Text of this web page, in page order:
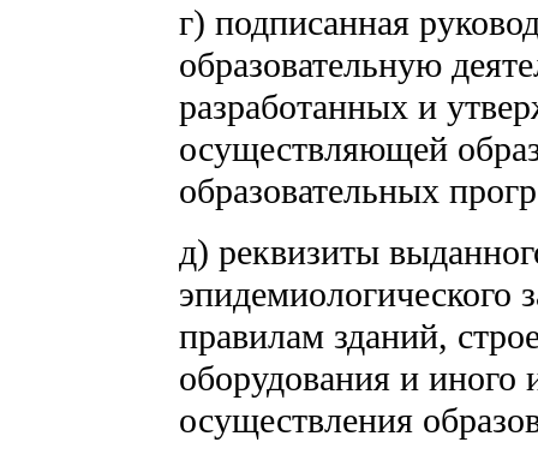
г) подписанная
образовательную
разработанных и
осуществляющей
образовательных
д) реквизиты
эпидемиологического
правилам зданий,
оборудования и
осуществления